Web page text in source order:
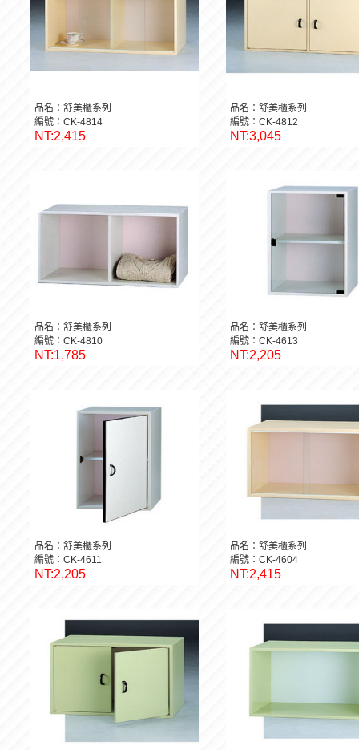
品名：舒美櫃系列
編號：CK-4814
NT:2,415
品名：舒美櫃系列
編號：CK-4812
NT:3,045
品名：舒美櫃系列
編號：CK-4810
NT:1,785
品名：舒美櫃系列
編號：CK-4613
NT:2,205
品名：舒美櫃系列
編號：CK-4611
NT:2,205
品名：舒美櫃系列
編號：CK-4604
NT:2,415